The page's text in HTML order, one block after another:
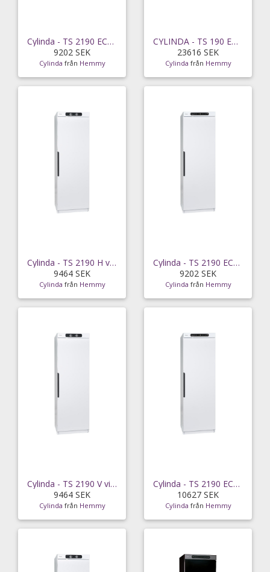
Cylinda - TS 2190 ECO V vit - snabb leverans
9202 SEK
Cylinda från Hemmy
CYLINDA - TS 190 ECO VP H - snabb leverans
23616 SEK
Cylinda från Hemmy
Cylinda - TS 2190 H vit - snabb leverans
9464 SEK
Cylinda från Hemmy
Cylinda - TS 2190 ECO H vit - snabb leverans
9202 SEK
Cylinda från Hemmy
Cylinda - TS 2190 V vit - snabb leverans
9464 SEK
Cylinda från Hemmy
Cylinda - TS 2190 ECO X H vit - snabb leverans
10627 SEK
Cylinda från Hemmy